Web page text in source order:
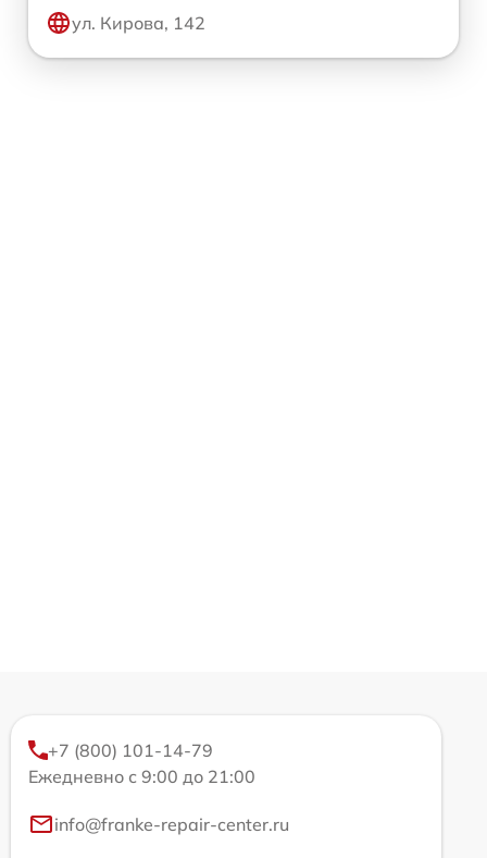
ул. Кирова, 142
+7 (800) 101-14-79
Ежедневно с 9:00 до 21:00
info@franke-repair-center.ru